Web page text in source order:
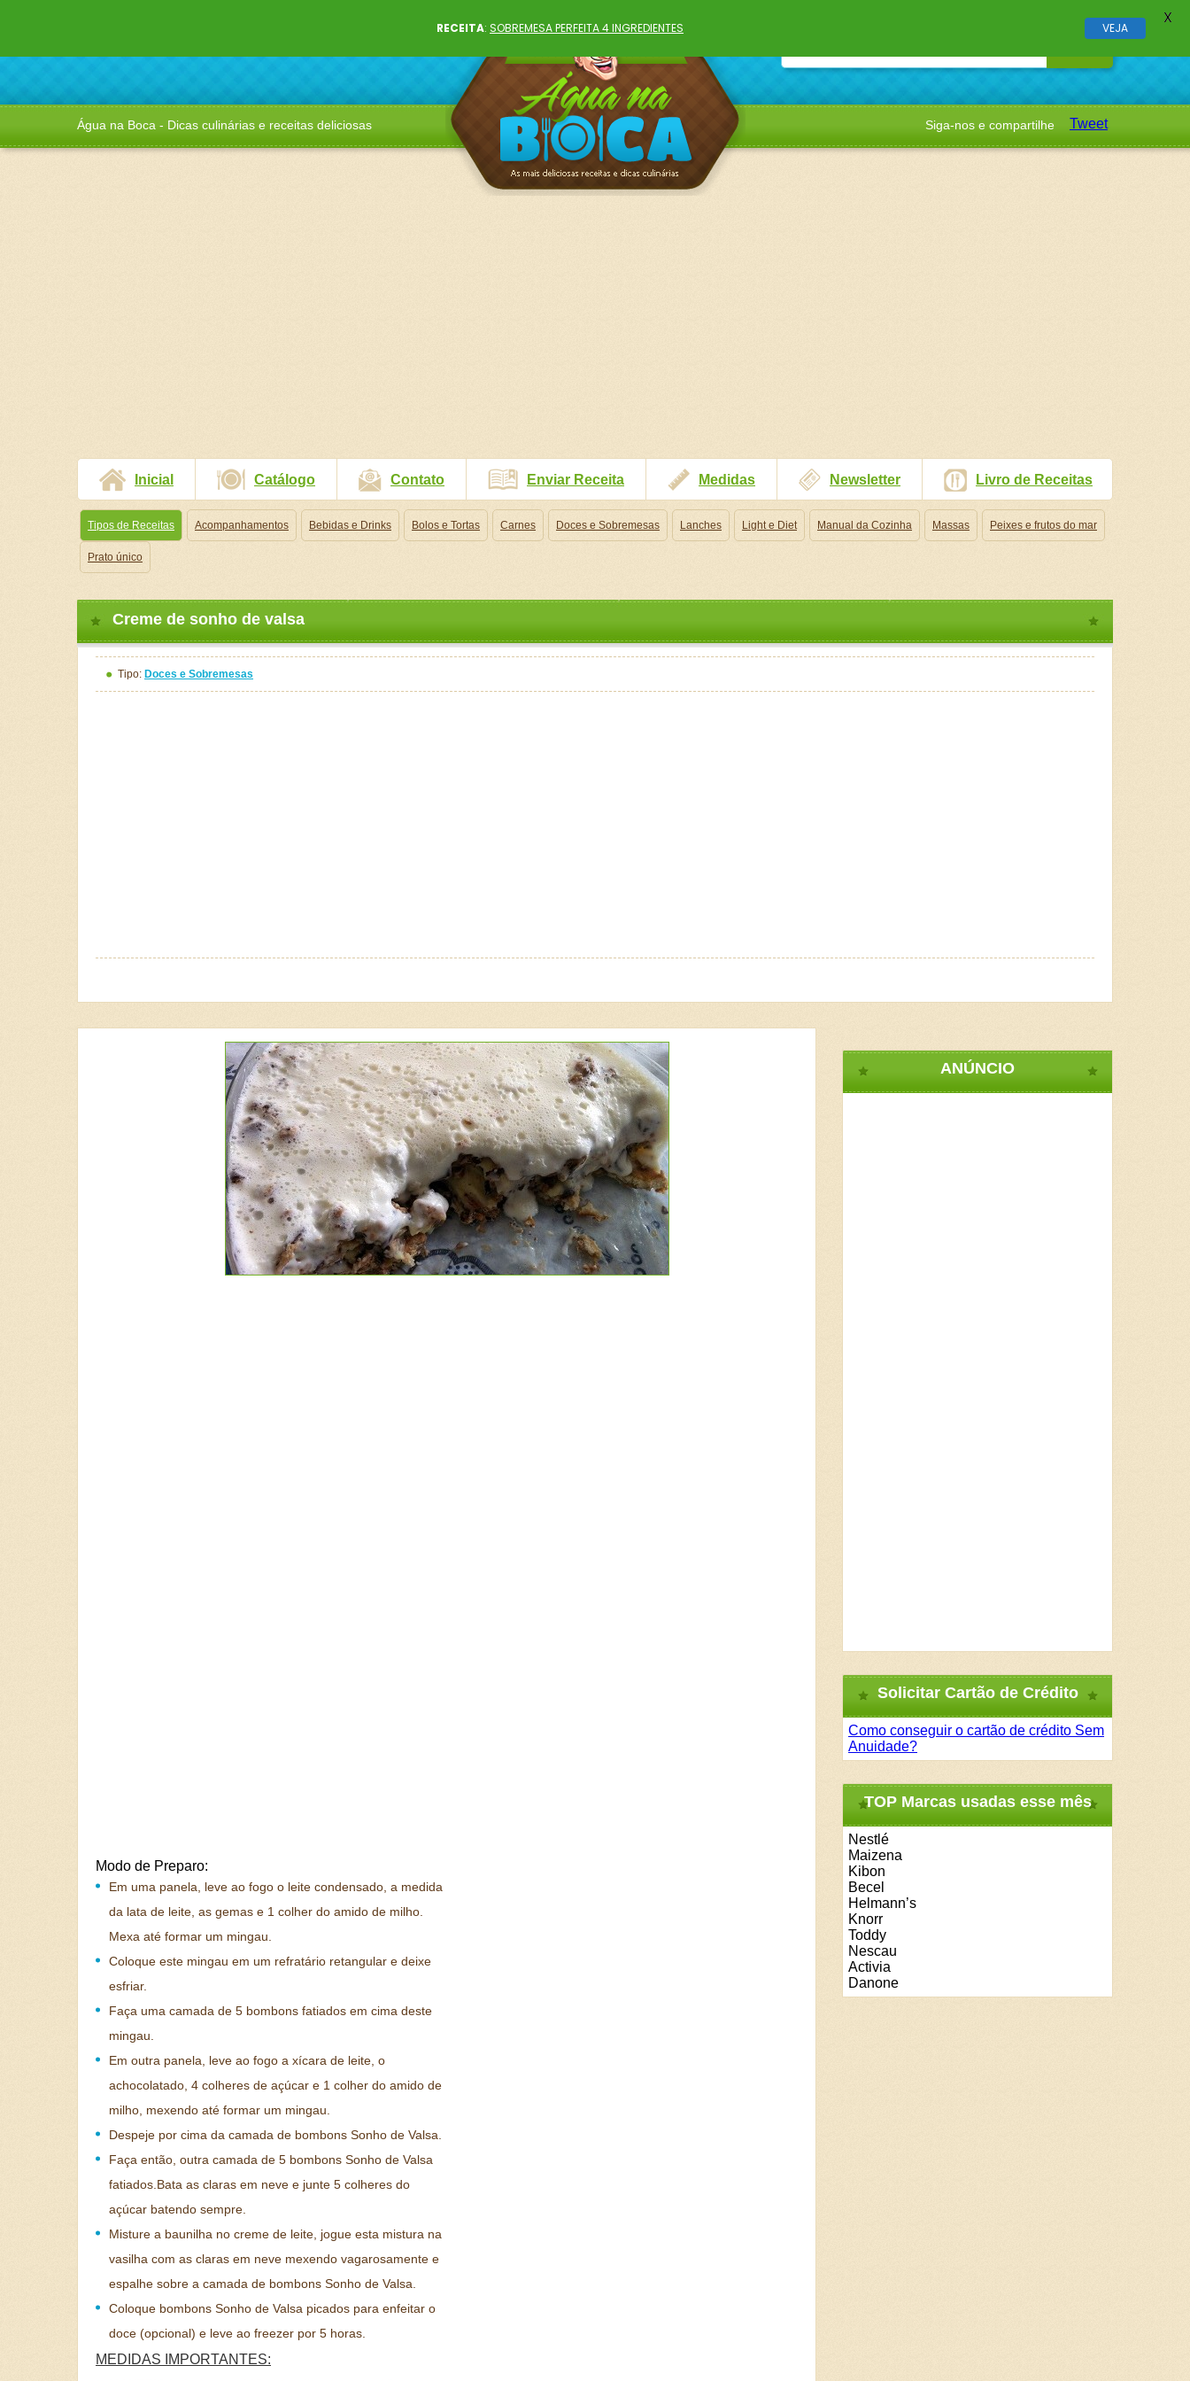
Água na Boca - Dicas culinárias e receitas deliciosas Siga-nos e compartilhe Tweet
Inicial Catálogo Contato Enviar Receita Medidas Newsletter Livro de Receitas
Tipos de Receitas Acompanhamentos Bebidas e Drinks Bolos e Tortas Carnes Doces e Sobremesas Lanches Light e Diet Manual da Cozinha Massas Peixes e frutos do mar
Prato único
Creme de sonho de valsa
Tipo: Doces e Sobremesas
Modo de Preparo:
Em uma panela, leve ao fogo o leite condensado, a medida
da lata de leite, as gemas e 1 colher do amido de milho.
Mexa até formar um mingau.
Coloque este mingau em um refratário retangular e deixe
esfriar.
Faça uma camada de 5 bombons fatiados em cima deste
mingau.
Em outra panela, leve ao fogo a xícara de leite, o
achocolatado, 4 colheres de açúcar e 1 colher do amido de
milho, mexendo até formar um mingau.
Despeje por cima da camada de bombons Sonho de Valsa.
Faça então, outra camada de 5 bombons Sonho de Valsa
fatiados.Bata as claras em neve e junte 5 colheres do
açúcar batendo sempre.
Misture a baunilha no creme de leite, jogue esta mistura na
vasilha com as claras em neve mexendo vagarosamente e
espalhe sobre a camada de bombons Sonho de Valsa.
Coloque bombons Sonho de Valsa picados para enfeitar o
doce (opcional) e leve ao freezer por 5 horas.
MEDIDAS IMPORTANTES:
ANÚNCIO
Solicitar Cartão de Crédito
Como conseguir o cartão de crédito Sem
Anuidade?
TOP Marcas usadas esse mês
Nestlé
Maizena
Kibon
Becel
Helmann’s
Knorr
Toddy
Nescau
Activia
Danone
RECEITA: SOBREMESA PERFEITA 4 INGREDIENTES VEJA
X